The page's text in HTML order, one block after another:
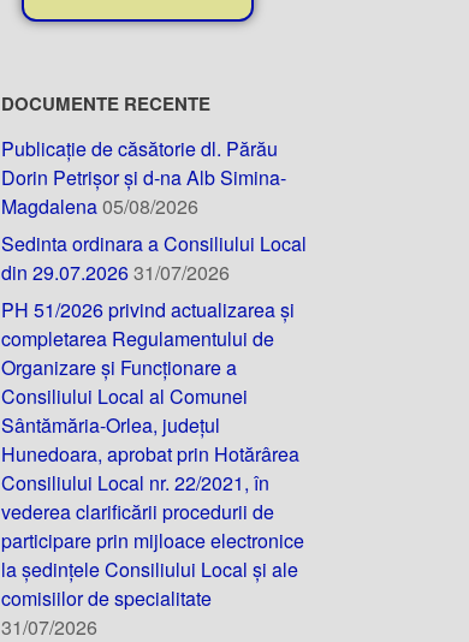
DOCUMENTE RECENTE
Publicație de căsătorie dl. Părău
Dorin Petrișor și d-na Alb Simina-
Magdalena05/08/2026
Sedinta ordinara a Consiliului Local
din 29.07.202631/07/2026
PH 51/2026 privind actualizarea și
completarea Regulamentului de
Organizare și Funcționare a
Consiliului Local al Comunei
Sântămăria-Orlea, județul
Hunedoara, aprobat prin Hotărârea
Consiliului Local nr. 22/2021, în
vederea clarificării procedurii de
participare prin mijloace electronice
la ședințele Consiliului Local și ale
comisiilor de specialitate
31/07/2026